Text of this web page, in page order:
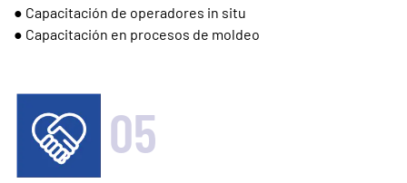
● Capacitación de operadores in situ
● Capacitación en procesos de moldeo
05